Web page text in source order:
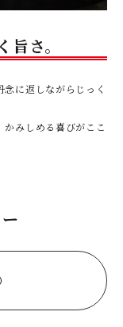
さ。
に返しながらじっく
みしめる喜びがここ